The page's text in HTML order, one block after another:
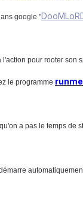
google "
pour rooter son
le programme runme
a pas le temps de